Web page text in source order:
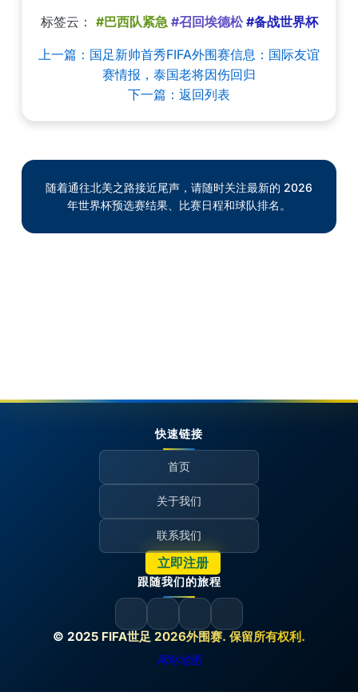
标签云： #巴西队紧急 #召回埃德松#备战世界杯
上一篇：国足新帅首秀FIFA外围赛信息：国际友谊
赛情报，泰国老将因伤回归
下一篇：返回列表
随着通往北美之路接近尾声，请随时关注最新的 2026
年世界杯预选赛结果、比赛日程和球队排名。
© 2025 FIFA世足 2026外围赛. 保留所有权利.
网站地图
快速链接
首页
关于我们
联系我们
立即注册
跟随我们的旅程